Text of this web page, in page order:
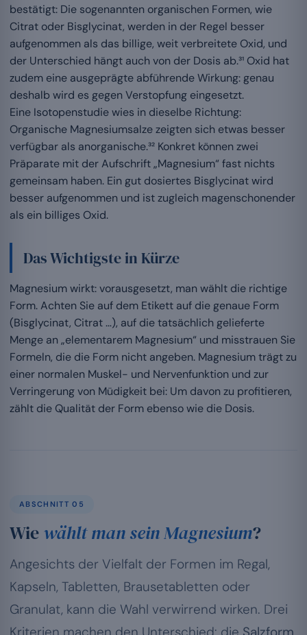
bestätigt: Die sogenannten organischen Formen, wie
Citrat oder Bisglycinat, werden in der Regel besser
aufgenommen als das billige, weit verbreitete Oxid, und
der Unterschied hängt auch von der Dosis ab.³¹ Oxid hat
zudem eine ausgeprägte abführende Wirkung: genau
deshalb wird es gegen Verstopfung eingesetzt.
Eine Isotopenstudie wies in dieselbe Richtung:
Organische Magnesiumsalze zeigten sich etwas besser
verfügbar als anorganische.³² Konkret können zwei
Präparate mit der Aufschrift „Magnesium“ fast nichts
gemeinsam haben. Ein gut dosiertes Bisglycinat wird
besser aufgenommen und ist zugleich magenschonender
als ein billiges Oxid.
Das Wichtigste in Kürze
Magnesium wirkt: vorausgesetzt, man wählt die richtige
Form. Achten Sie auf dem Etikett auf die genaue Form
(Bisglycinat, Citrat …), auf die tatsächlich gelieferte
Menge an „elementarem Magnesium“ und misstrauen Sie
Formeln, die die Form nicht angeben. Magnesium trägt zu
einer normalen Muskel- und Nervenfunktion und zur
Verringerung von Müdigkeit bei: Um davon zu profitieren,
zählt die Qualität der Form ebenso wie die Dosis.
ABSCHNITT 05
Wiewählt man sein Magnesium?
Angesichts der Vielfalt der Formen im Regal,
Kapseln, Tabletten, Brausetabletten oder
Granulat, kann die Wahl verwirrend wirken. Drei
Kriterien machen den Unterschied: die Salzform